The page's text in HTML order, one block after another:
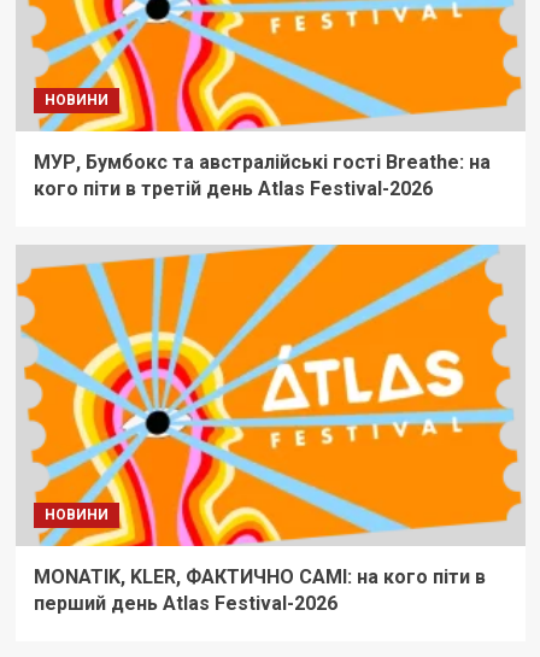
НОВИНИ
МУР, Бумбокс та австралійські гості Breathe: на
кого піти в третій день Atlas Festival-2026
НОВИНИ
MONATIK, KLER, ФАКТИЧНО САМІ: на кого піти в
перший день Atlas Festival-2026